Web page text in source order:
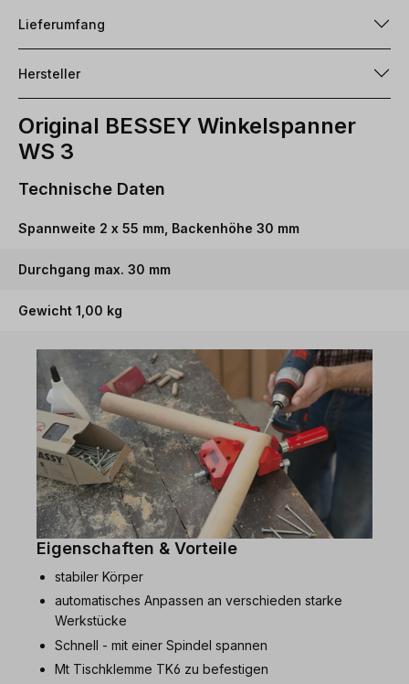
Lieferumfang
Hersteller
Original BESSEY Winkelspanner
WS 3
Technische Daten
Spannweite 2 x 55 mm, Backenhöhe 30 mm
Durchgang max. 30 mm
Gewicht 1,00 kg
Eigenschaften & Vorteile
stabiler Körper
automatisches Anpassen an verschieden starke
Werkstücke
Schnell - mit einer Spindel spannen
Mt Tischklemme TK6 zu befestigen